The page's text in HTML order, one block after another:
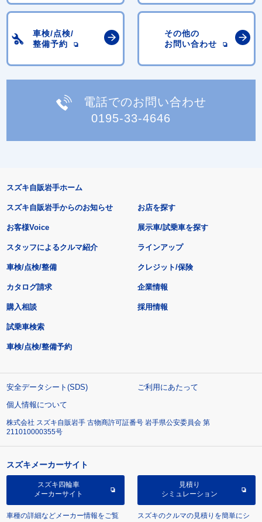
車検/点検/
整備予約
その他の
お問い合わせ
電話でのお問い合わせ
0195-33-4646
スズキ自販岩手ホーム
スズキ自販岩手からのお知らせ
お客様Voice
スタッフによるクルマ紹介
お店を探す
展示車/試乗車を探す
ラインアップ
車検/点検/整備 クレジット/保険
カタログ請求
購入相談
試乗車検索
車検/点検/整備予約
企業情報
採用情報
安全データシート(SDS)
ご利用にあたって
個人情報について
株式会社 スズキ自販岩手 古物商許可証番号 岩手県公安委員会 第
211010000355号
スズキメーカーサイト
スズキ四輪車
メーカーサイト
車種の詳細などメーカー情報をご覧
見積り
シミュレーション
スズキのクルマの見積りを簡単にシ